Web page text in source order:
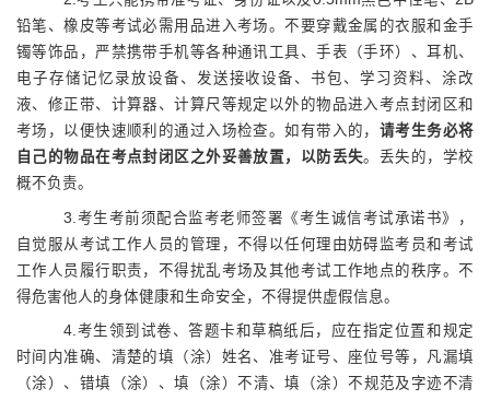
铅笔、橡皮等考试必需用品进入考场。不要穿戴金属的衣服和金手
镯等饰品，严禁携带手机等各种通讯工具、手表（手环）、耳机、
电子存储记忆录放设备、发送接收设备、书包、学习资料、涂改
液、修正带、计算器、计算尺等规定以外的物品进入考点封闭区和
考场，以便快速顺利的通过入场检查。如有带入的， 请考生务必将
自己的物品在考点封闭区之外妥善放置，以防丢失。丢失的，学校
概不负责。
3. 考生考前须配合监考老师签署《考生诚信考试承诺书》，
自觉服从考试工作人员的管理，不得以任何理由妨碍监考员和考试
工作人员履行职责，不得扰乱考场及其他考试工作地点的秩序。不
得危害他人的身体健康和生命安全，不得提供虚假信息。
4.考生领到 试卷、答题卡和草稿纸 后，应在指定位置和规定
时间内准确、 清楚的填（ 涂） 姓名、准考证号、座位号等，凡漏填
（涂 ） 、错填 （涂）、填 （涂 ）不清、填 （涂 ）不规范及 字迹不清